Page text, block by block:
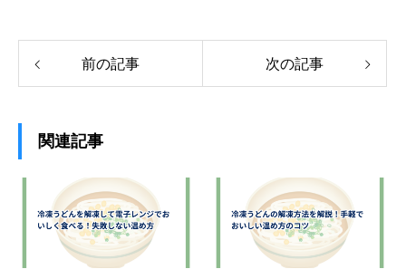
前の記事 次の記事
関連記事